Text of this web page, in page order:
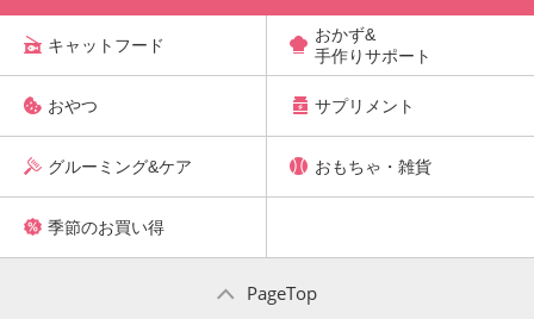
キャットフード
おかず&
手作りサポート
おやつ サプリメント
グルーミング&ケア おもちゃ・雑貨
季節のお買い得
PageTop